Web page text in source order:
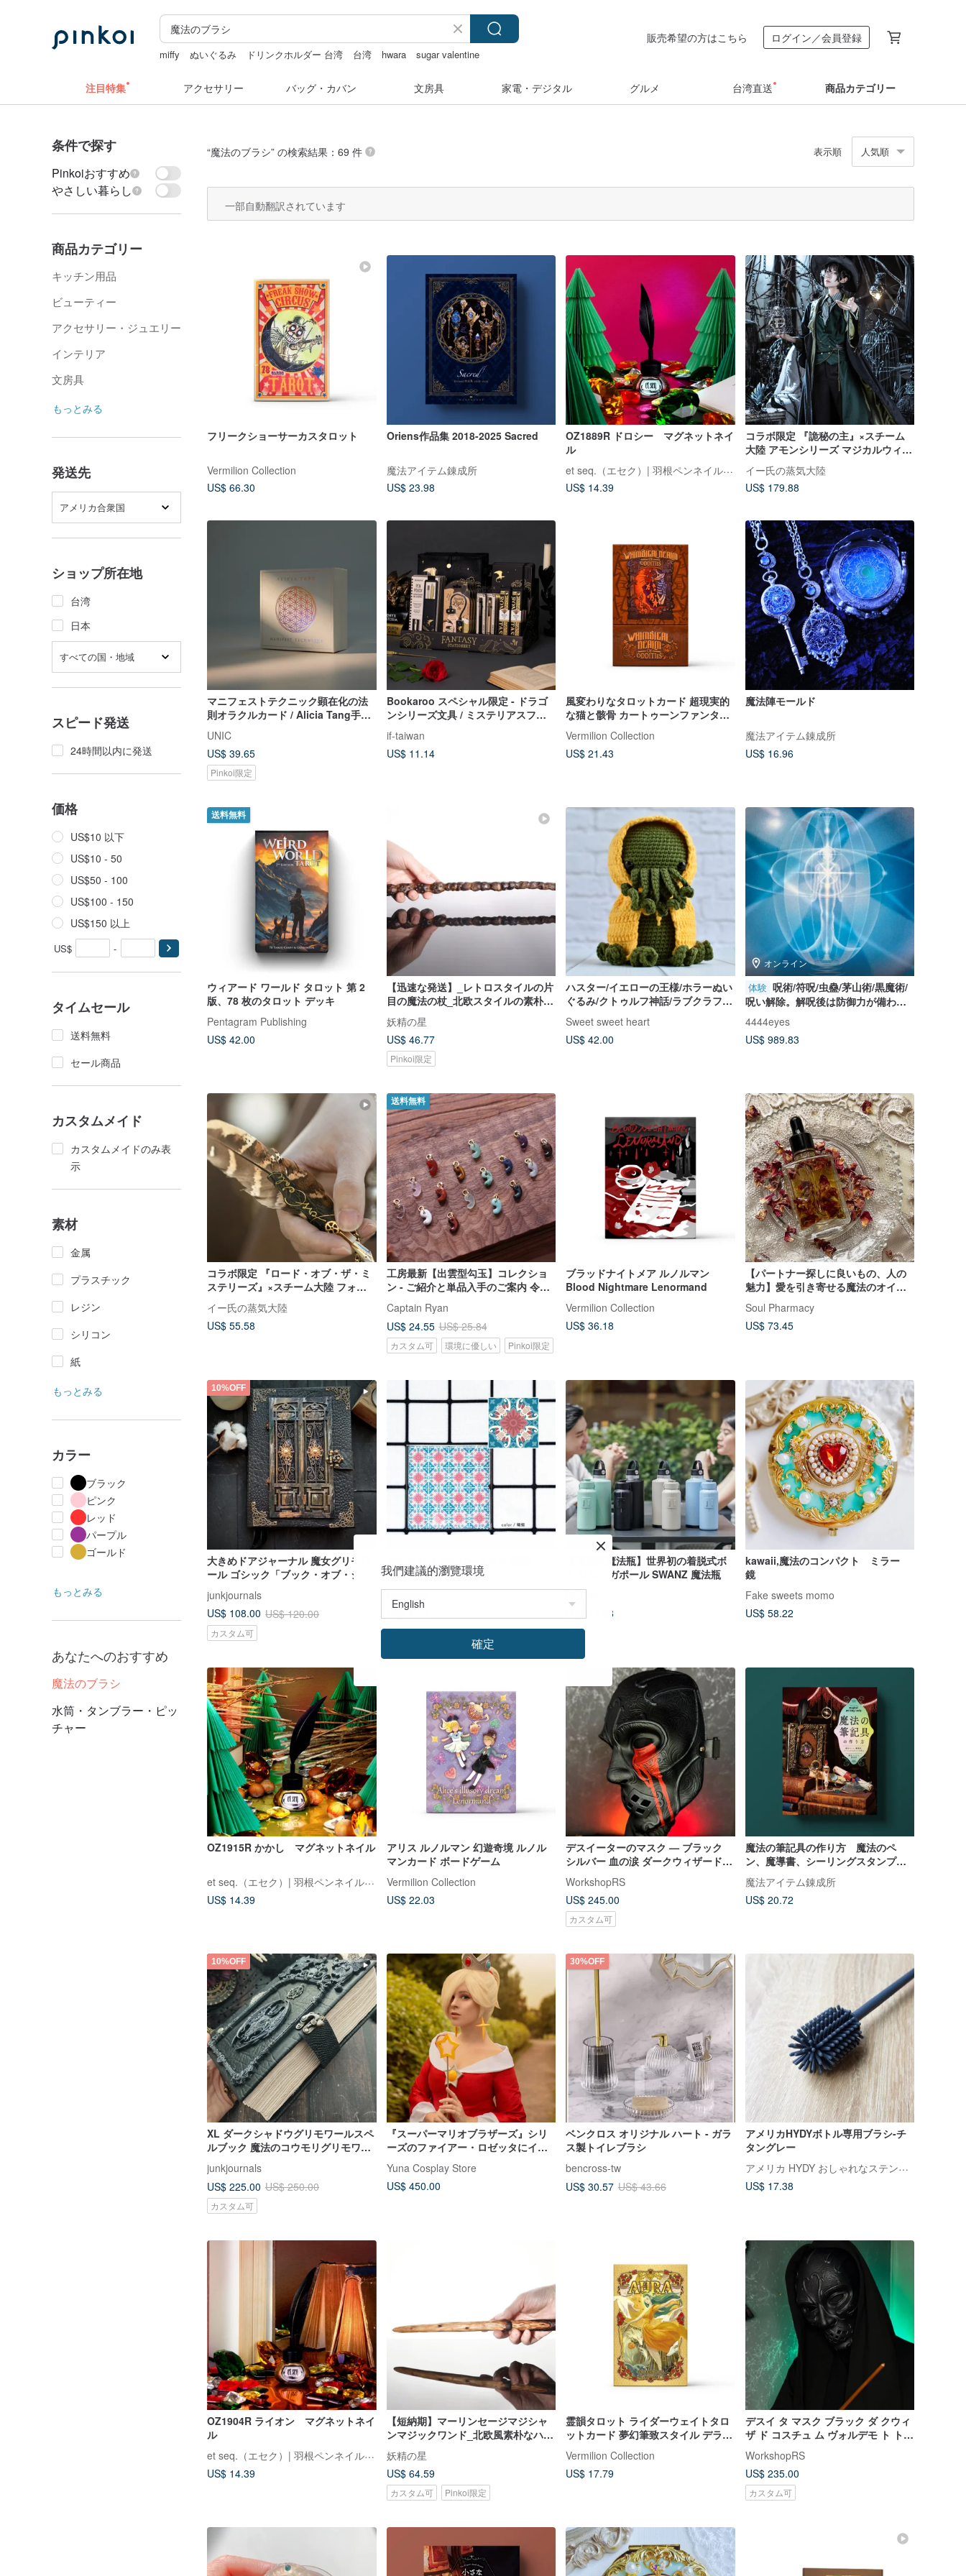
miffy ぬいぐるみ ドリンクホルダー 台湾 台湾 hwara
sugar valentine
販売希望の方はこちら ログイン／会員登録
注目特集 アクセサリー バッグ・カバン 文房具 家電・デジタル グルメ 台湾直送 商品カテゴリー
条件で探す
Pinkoiおすすめ
やさしい暮らし
商品カテゴリー
キッチン用品
ビューティー
アクセサリー・ジュエリー
インテリア
文房具
もっとみる
発送先
アメリカ合衆国
ショップ所在地
台湾
日本
すべての国・地域
スピード発送
24時間以内に発送
価格
US$10 以下
US$10 - 50
US$50 - 100
US$100 - 150
US$150 以上
US$ -
タイムセール
送料無料
セール商品
カスタムメイド
カスタムメイドのみ表
示
素材
金属
プラスチック
レジン
シリコン
紙
もっとみる
カラー
ブラック
ピンク
レッド
パープル
ゴールド
もっとみる
あなたへのおすすめ
魔法のブラシ
水筒・タンブラー・ピッ
チャー
“魔法のブラシ” の検索結果：69 件 表示順 人気順
一部自動翻訳されています
フリークショーサーカスタロット
Vermilion Collection
US$ 66.30
Oriens作品集 2018-2025 Sacred
魔法アイテム錬成所
US$ 23.98
OZ1889R ドロシー マグネットネイ
ル
et seq.（エセク）| 羽根ペンネイルポリッシュ
US$ 14.39
コラボ限定 『詭秘の主』×スチーム
大陸 アモンシリーズ マジカルウィザ
ードローブコート
イー氏の蒸気大陸
US$ 179.88
マニフェストテクニック顕在化の法
則オラクルカード / Alicia Tang手描
UNIC
US$ 39.65
Pinkoi限定
Bookaroo スペシャル限定 - ドラゴ
ンシリーズ文具 / ミステリアスファ
if-taiwan
US$ 11.14
風変わりなタロットカード 超現実的
な猫と骸骨 カートゥーンファンタジ
ジョン
Vermilion Collection
US$ 21.43
魔法陣モールド
魔法アイテム錬成所
US$ 16.96
送料無料
ウィアード ワールド タロット 第 2
版、78 枚のタロット デッキ
Pentagram Publishing
US$ 42.00
【迅速な発送】_レトロスタイルの片
目の魔法の杖_北欧スタイルの素朴な
手作りの魔法の杖瞑想
妖精の星
US$ 46.77
Pinkoi限定
ハスター/イエローの王様/ホラーぬい
ぐるみ/クトゥルフ神話/ラブクラフト
ぬいぐるみ
Sweet sweet heart
US$ 42.00
オンライン
体験 呪術/符呪/虫蠱/茅山術/黒魔術/
呪い解除。解呪後は防御力が備わり
ます。
4444eyes
US$ 989.83
コラボ限定 『ロード・オブ・ザ・ミ
ステリーズ』×スチーム大陸 フォー
スシリーズ 羽ペンブローチ
イー氏の蒸気大陸
US$ 55.58
送料無料
工房最新【出雲型勾玉】コレクショ
ン - ご紹介と単品入手のご案内 令和6
年1月更新
Captain Ryan
US$ 24.55 US$ 25.84
カスタム可 環境に優しい Pinkoi限定
ブラッドナイトメア ルノルマン
Blood Nightmare Lenormand
Vermilion Collection
US$ 36.18
【パートナー探しに良いもの、人の
魅力】愛を引き寄せる魔法のオイル |
ナチュラルスキンケア
Soul Pharmacy
US$ 73.45
10%OFF
大きめドアジャーナル 魔女グリモワ
ール ゴシック「ブック・オブ・シャ
junkjournals
US$ 108.00 US$ 120.00
カスタム可
usomuso
US$ 4.71
【着脱式魔法瓶】世界初の着脱式ボ
トル シンガポール SWANZ 魔法瓶
DC Life
US$ 74.98
kawaii,魔法のコンパクト ミラー
鏡
Fake sweets momo
US$ 58.22
OZ1915R かかし マグネットネイル
et seq.（エセク）| 羽根ペンネイルポリッシュ
US$ 14.39
アリス ルノルマン 幻遊奇境 ルノル
マンカード ボードゲーム
Vermilion Collection
US$ 22.03
デスイーターのマスク — ブラック
シルバー 血の涙 ダークウィザードマ
スク ハリー・ポッター
WorkshopRS
US$ 245.00
カスタム可
魔法の筆記具の作り方 魔法のペ
ン、魔導書、シーリングスタンプを
作る
魔法アイテム錬成所
US$ 20.72
10%OFF
XL ダークシャドウグリモワールスペ
ルブック 魔法のコウモリグリモワー
ルジャーナル 無地 21x15cm
junkjournals
US$ 225.00 US$ 250.00
カスタム可
『スーパーマリオブラザーズ』シリ
ーズのファイアー・ロゼッタにイン
スパイアされたコスチュームを、受
注生産にて承ります。
Yuna Cosplay Store
US$ 450.00
30%OFF
ベンクロス オリジナル ハート - ガラ
ス製トイレブラシ
bencross-tw
US$ 30.57 US$ 43.66
アメリカHYDYボトル専用ブラシ-チ
タングレー
アメリカ HYDY おしゃれなステンレスボトル
US$ 17.38
OZ1904R ライオン マグネットネイ
ル
et seq.（エセク）| 羽根ペンネイルポリッシュ
US$ 14.39
【短納期】マーリンセージマジシャ
ンマジックワンド_北欧風素朴なハン
ドメイドマジックワンドソウル
妖精の星
US$ 64.59
カスタム可 Pinkoi限定
霊韻タロット ライダーウェイトタロ
ットカード 夢幻筆致スタイル デラッ
Vermilion Collection
US$ 17.79
デスイ タ マスク ブラック ダ クウィ
ザ ド コスチュ ム ヴォルデモ ト トム
WorkshopRS
US$ 235.00
カスタム可
我們建議的瀏覽環境
確定